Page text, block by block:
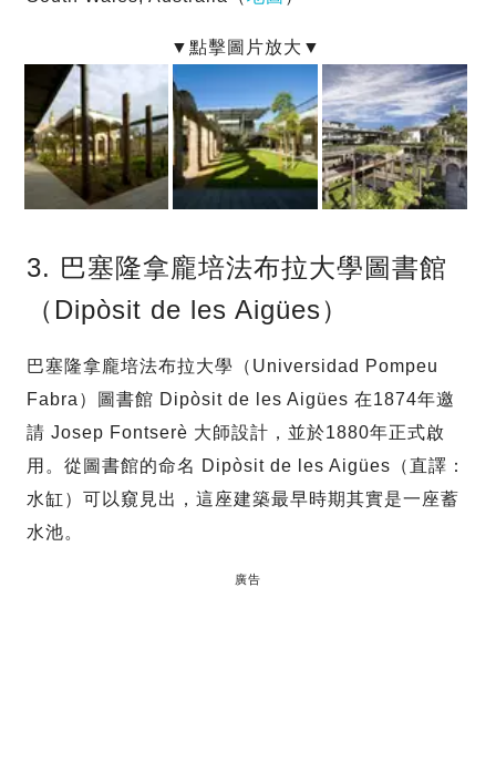
3. 巴塞隆拿龐培法布拉大學圖書館
（Dipòsit de les Aigües）
巴塞隆拿龐培法布拉大學（Universidad Pompeu
Fabra）圖書館 Dipòsit de les Aigües 在1874年邀
請 Josep Fontserè 大師設計，並於1880年正式啟
用。從圖書館的命名 Dipòsit de les Aigües（直譯：
水缸）可以窺見出，這座建築最早時期其實是一座蓄
水池。
廣告